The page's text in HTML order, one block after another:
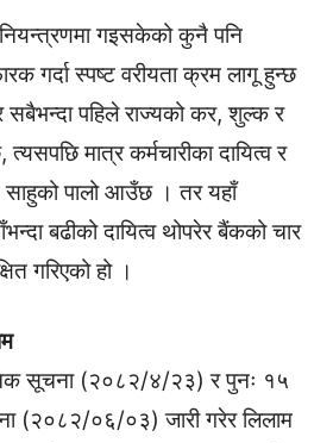
गइसकेको कुनै पनि
गर्दा स्पष्ट वरीयता क्रम लागू हुन्छ
सबैभन्दा पहिले राज्यको कर, शुल्क र
त्यसपछि मात्र कर्मचारीका दायित्व र
पालो आउँछ । तर यहाँ
बढीको दायित्व थोपरेर बैंकको चार
गरिएको हो ।
सूचना (२०८२/४/२३) र पुनः १५
(२०८२/०६/०३) जारी गरेर लिलाम